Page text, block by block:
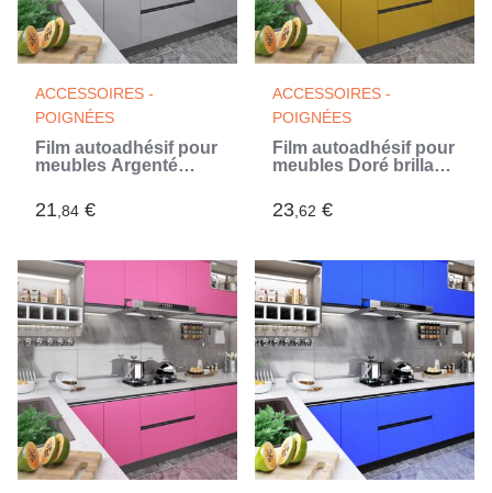
ACCESSOIRES -
POIGNÉES
Film autoadhésif pour
meubles Argenté
PVC (Argent)
21,84 €
ACCESSOIRES -
POIGNÉES
Film autoadhésif pour
meubles Doré brillant
23,62 €